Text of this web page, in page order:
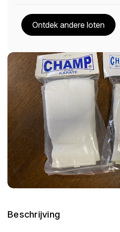
Beschrijving
Ontdek andere loten